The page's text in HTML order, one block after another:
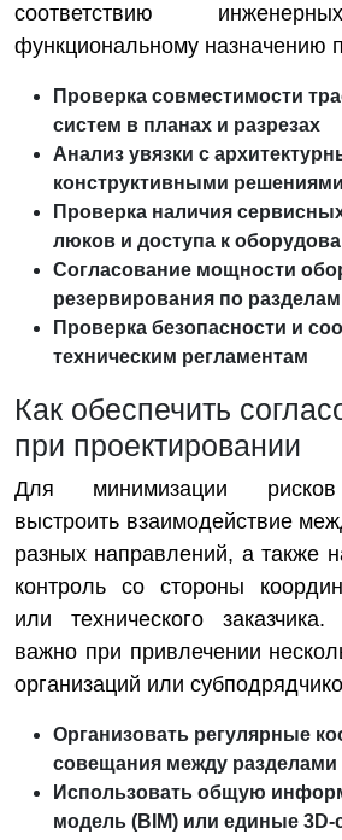
соответствию
функциональному назначению
Проверка совместимости
систем в планах и разрезах
Анализ увязки с
конструктивными решениями
Проверка наличия
люков и доступа к
Согласование мощности
резервирования по разделам
Проверка безопасности и
техническим регламентам
Как обеспечить
при проектировании
Для минимизации
выстроить взаимодействие
разных направлений, а также
контроль со стороны
или технического
важно при привлечении
организаций или
Организовать регулярные
совещания между разделами
Использовать общую
модель (BIM) или единые